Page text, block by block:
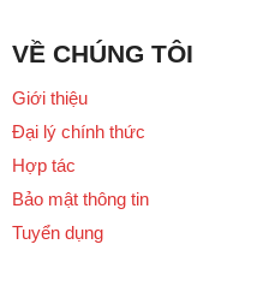
VỀ CHÚNG TÔI
Giới thiệu
Đại lý chính thức
Hợp tác
Bảo mật thông tin
Tuyển dụng